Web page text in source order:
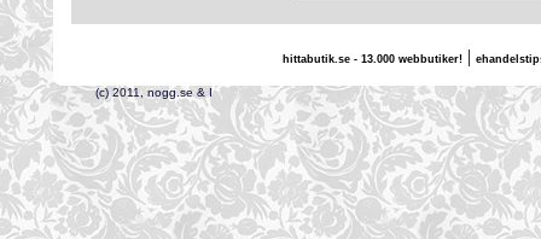
hittabutik.se - 13.000 webbutiker!|
(c) 2011, nogg.se & I